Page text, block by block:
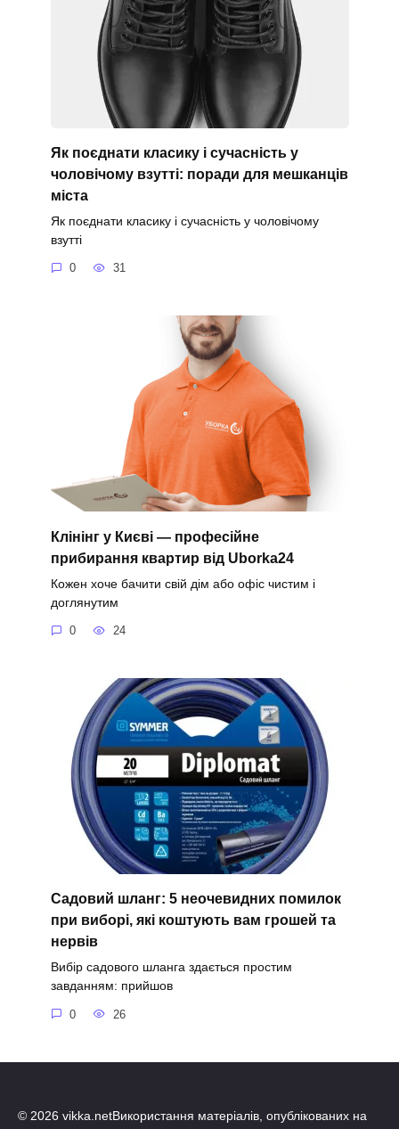
Як поєднати класику і сучасність у
чоловічому взутті: поради для мешканців
міста
Як поєднати класику і сучасність у чоловічому
взутті
0 31
Клінінг у Києві — професійне
прибирання квартир від Uborka24
Кожен хоче бачити свій дім або офіс чистим і
доглянутим
0 24
Садовий шланг: 5 неочевидних помилок
при виборі, які коштують вам грошей та
нервів
Вибір садового шланга здається простим
завданням: прийшов
0 26
© 2026 vikka.netВикористання матеріалів, опублікованих на